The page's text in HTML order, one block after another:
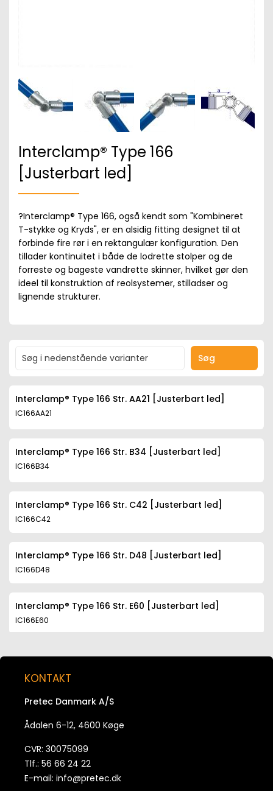
Interclamp® Type 166
[Justerbart led]
?Interclamp® Type 166, også kendt som "Kombineret
T-stykke og Kryds", er en alsidig fitting designet til at
forbinde fire rør i en rektangulær konfiguration. Den
tillader kontinuitet i både de lodrette stolper og de
forreste og bageste vandrette skinner, hvilket gør den
ideel til konstruktion af reolsystemer, stilladser og
lignende strukturer.
Søg
Interclamp® Type 166 Str. AA21 [Justerbart led]
IC166AA21
Interclamp® Type 166 Str. B34 [Justerbart led]
IC166B34
Interclamp® Type 166 Str. C42 [Justerbart led]
IC166C42
Interclamp® Type 166 Str. D48 [Justerbart led]
IC166D48
Interclamp® Type 166 Str. E60 [Justerbart led]
IC166E60
KONTAKT
Pretec Danmark A/S
Ådalen 6-12, 4600 Køge
CVR: 30075099
Tlf.: 56 66 24 22
E-mail: info@pretec.dk